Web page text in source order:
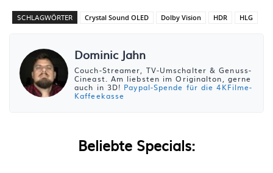
SCHLAGWÖRTER Crystal Sound OLED Dolby Vision HDR HLG
Dominic Jahn
Couch-Streamer, TV-Umschalter & Genuss-
Cineast. Am liebsten im Originalton, gerne
auch in 3D! Paypal-Spende für die 4KFilme-
Kaffeekasse
Beliebte Specials: